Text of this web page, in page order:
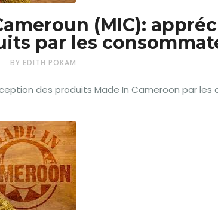
(MIC):
par les
BY EDITH POKAM
des produits Made In Cameroon par les